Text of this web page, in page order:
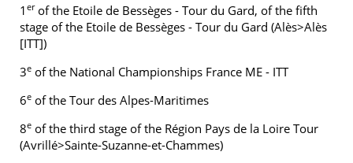
1 erof the Etoile de Bessèges - Tour du Gard, of the fifth
stage of the Etoile de Bessèges - Tour du Gard (Alès>Alès
[ITT])
3e of the National Championships France ME - ITT
6e of the Tour des Alpes-Maritimes
8e of the third stage of the Région Pays de la Loire Tour
(Avrillé>Sainte-Suzanne-et-Chammes)